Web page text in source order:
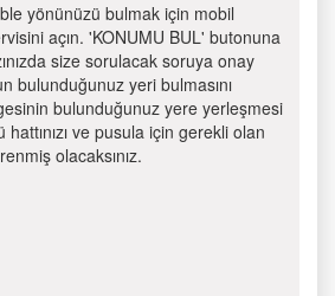
yönünüzü bulmak için mobil
açın. 'KONUMU BUL' butonuna
size sorulacak soruya onay
bulunduğunuz yeri bulmasını
bulunduğunuz yere yerleşmesi
ve pusula için gerekli olan
olacaksınız.